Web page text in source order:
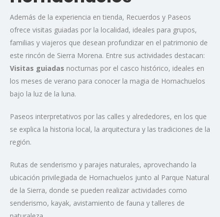
Además de la experiencia en tienda, Recuerdos y Paseos
ofrece visitas guiadas por la localidad, ideales para grupos,
familias y viajeros que desean profundizar en el patrimonio de
este rincón de Sierra Morena. Entre sus actividades destacan:
Visitas guiadas nocturnas por el casco histórico, ideales en
los meses de verano para conocer la magia de Hornachuelos
bajo la luz de la luna.
Paseos interpretativos por las calles y alrededores, en los que
se explica la historia local, la arquitectura y las tradiciones de la
región.
Rutas de senderismo y parajes naturales, aprovechando la
ubicación privilegiada de Hornachuelos junto al Parque Natural
de la Sierra, donde se pueden realizar actividades como
senderismo, kayak, avistamiento de fauna y talleres de